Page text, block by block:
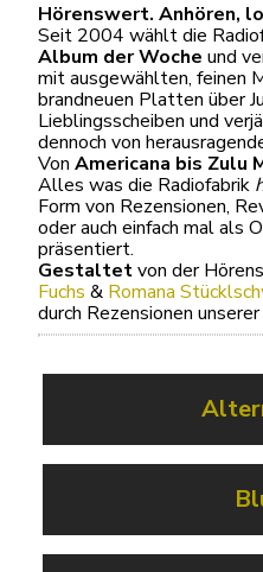
Hörenswert. Anhören,
Seit 2004 wählt die
Album der Woche und
mit ausgewählten, feinen
brandneuen Platten über
Lieblingsscheiben und
dennoch von
Von Americana bis Zulu
Alles was die Radiofabrik
Form von Rezensionen,
oder auch einfach mal als
präsentiert.
Gestaltetvon der
Fuchs & Romana
durch Rezensionen unserer